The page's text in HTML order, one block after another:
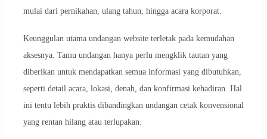
mulai dari pernikahan, ulang tahun, hingga acara korporat.
Keunggulan utama undangan website terletak pada kemudahan
aksesnya. Tamu undangan hanya perlu mengklik tautan yang
diberikan untuk mendapatkan semua informasi yang dibutuhkan,
seperti detail acara, lokasi, denah, dan konfirmasi kehadiran. Hal
ini tentu lebih praktis dibandingkan undangan cetak konvensional
yang rentan hilang atau terlupakan.